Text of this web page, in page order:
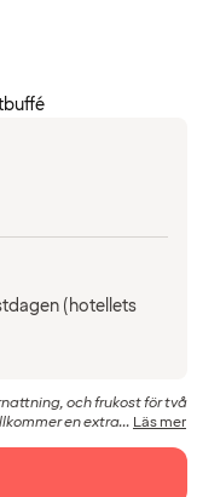
(hotellets
och frukost för två
en extra... Läs mer